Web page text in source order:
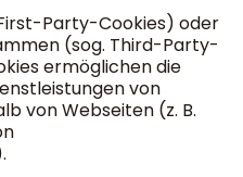
Party-Cookies) oder
(sog. Third-Party-
ermöglichen die
von
von Webseiten (z. B.